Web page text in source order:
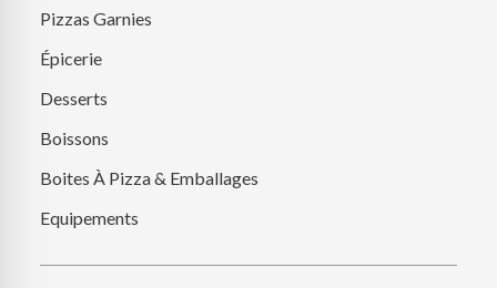
Pizzas Garnies
Épicerie
Desserts
Boissons
Boites À Pizza & Emballages
Equipements